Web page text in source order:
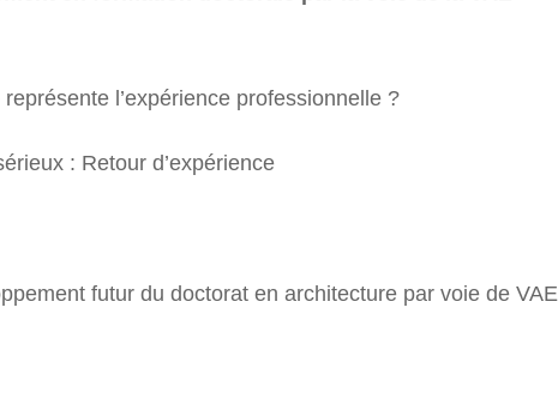
l’expérience professionnelle ?
: Retour d’expérience
futur du doctorat en architecture par voie de VAE